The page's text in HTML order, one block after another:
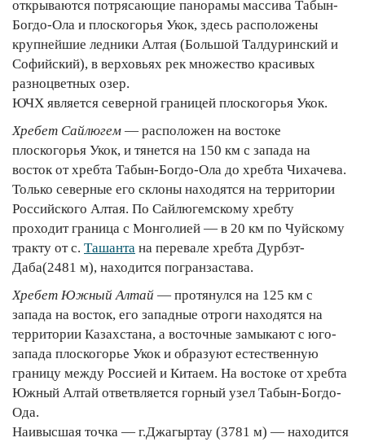
открываются потрясающие панорамы массива Табын-
Богдо-Ола и плоскогорья Укок, здесь расположены
крупнейшие ледники Алтая (Большой Талдуринский и
Софийский), в верховьях рек множество красивых
разноцветных озер.
ЮЧХ является северной границей плоскогорья Укок.
Хребет Сайлюгем — расположен на востоке
плоскогорья Укок, и тянется на 150 км с запада на
восток от хребта Табын-Богдо-Ола до хребта Чихачева.
Только северные его склоны находятся на территории
Российского Алтая. По Сайлюгемскому хребту
проходит граница с Монголией — в 20 км по Чуйскому
тракту от с. Ташанта на перевале хребта Дурбэт-
Даба(2481 м), находится погранзастава.
Хребет Южный Алтай — протянулся на 125 км с
запада на восток, его западные отроги находятся на
территории Казахстана, а восточные замыкают с юго-
запада плоскогорье Укок и образуют естественную
границу между Россией и Китаем. На востоке от хребта
Южный Алтай ответвляется горный узел Табын-Богдо-
Ода.
Наивысшая точка — г.Джагыртау (3781 м) — находится